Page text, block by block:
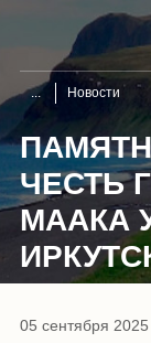
Новости
ЧЕСТЬ
МААКА
05 сентября 2025